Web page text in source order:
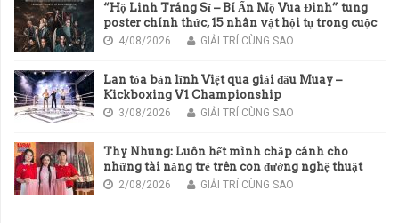
“Hộ Linh Tráng Sĩ – Bí Ẩn Mộ Vua Đinh” tung
poster chính thức, 15 nhân vật hội tụ trong cuộc
chiến bảo vệ linh thổ
4/08/2026 GIẢI TRÍ CÙNG SAO
Lan tỏa bản lĩnh Việt qua giải đấu Muay –
Kickboxing V1 Championship
3/08/2026 GIẢI TRÍ CÙNG SAO
Thy Nhung: Luôn hết mình chắp cánh cho
những tài năng trẻ trên con đường nghệ thuật
2/08/2026 GIẢI TRÍ CÙNG SAO